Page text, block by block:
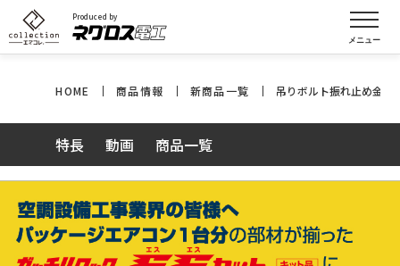
Produced by
HOME 商品情報 新商品一覧 吊りボルト振れ止め金具
特長 動画 商品一覧